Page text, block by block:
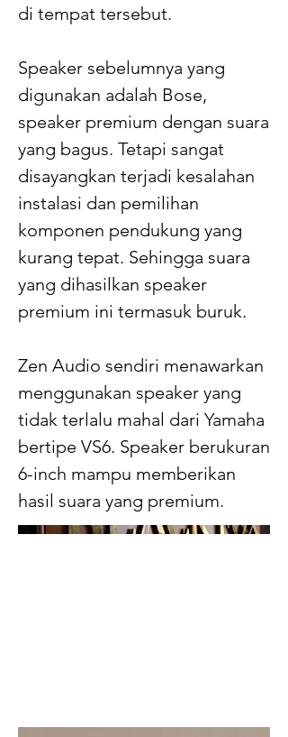
di tempat tersebut.
Speaker sebelumnya yang
digunakan adalah Bose,
speaker premium dengan suara
yang bagus. Tetapi sangat
disayangkan terjadi kesalahan
instalasi dan pemilihan
komponen pendukung yang
kurang tepat. Sehingga suara
yang dihasilkan speaker
premium ini termasuk buruk.
Zen Audio sendiri menawarkan
menggunakan speaker yang
tidak terlalu mahal dari Yamaha
bertipe VS6. Speaker berukuran
6-inch mampu memberikan
hasil suara yang premium.